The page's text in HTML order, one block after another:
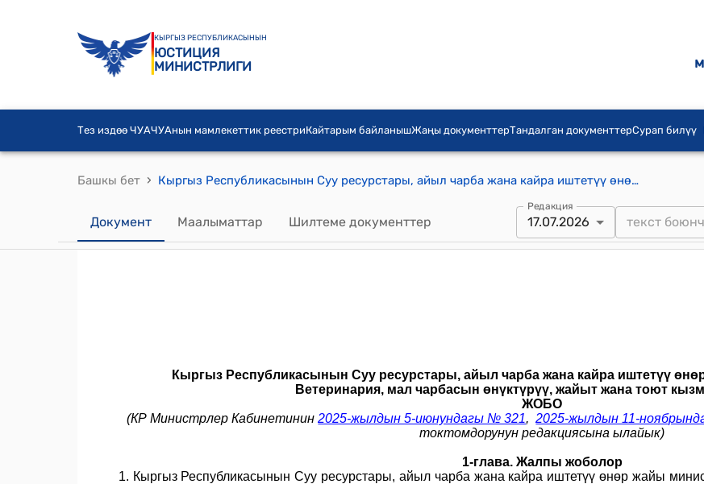
КЫРГЫЗ РЕСПУБЛИКАСЫНЫН
ЮСТИЦИЯ
МИНИСТРЛИГИ
Тез издөө ЧУАЧУАнын мамлекеттик реестриКайтарым байланышЖаңы документтерТандалган документтерСурап билүү
Башкы бет › Кыргыз Республикасынын Суу ресурстары, айыл чарба жана кайра иштетүү өнөр жайы министрлигине караштуу Ветеринардык кызмат жөнүндө (Кыргыз Республикасынын Министрлер Кабинетинин 2024-жылдын 7-мартындагы № 98 токтому менен бекитилди) жобо
Документ Маалыматтар Шилтеме документтер
Редакция
17.07.2026